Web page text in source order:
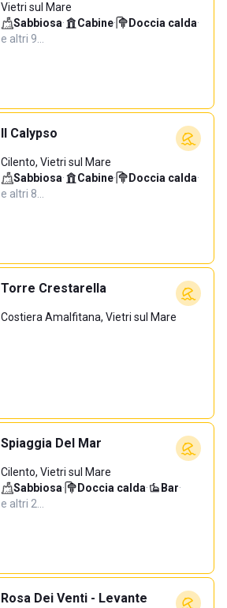
Vietri sul Mare
Sabbiosa· Cabine· Doccia calda·
e altri 9…
Il Calypso
Cilento, Vietri sul Mare
Sabbiosa· Cabine· Doccia calda·
e altri 8…
Torre Crestarella
Costiera Amalfitana, Vietri sul Mare
Spiaggia Del Mar
Cilento, Vietri sul Mare
Sabbiosa· Doccia calda· Bar·
e altri 2…
Rosa Dei Venti - Levante